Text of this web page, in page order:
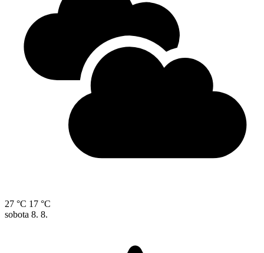
27 °C 17 °C
sobota 8. 8.